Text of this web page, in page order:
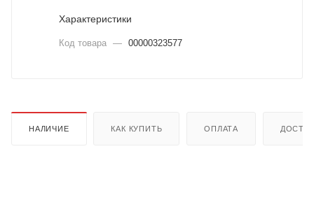
Характеристики
Код товара — 00000323577
НАЛИЧИЕ КАК КУПИТЬ ОПЛАТА